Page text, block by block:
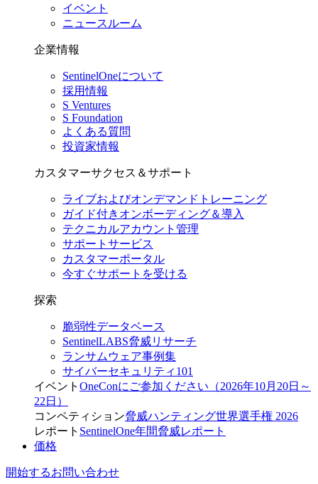
イベント
ニュースルーム
企業情報
SentinelOneについて
採用情報
S Ventures
S Foundation
よくある質問
投資家情報
カスタマーサクセス＆サポート
ライブおよびオンデマンドトレーニング
ガイド付きオンボーディング＆導入
テクニカルアカウント管理
サポートサービス
カスタマーポータル
今すぐサポートを受ける
探索
脆弱性データベース
SentinelLABS脅威リサーチ
ランサムウェア事例集
サイバーセキュリティ101
イベント OneConにご参加ください（2026年10月20日～
22日）
コンペティション脅威ハンティング世界選手権 2026
レポート SentinelOne年間脅威レポート
価格
開始するお問い合わせ